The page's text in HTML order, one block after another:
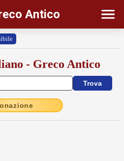
Antico
- Greco Antico